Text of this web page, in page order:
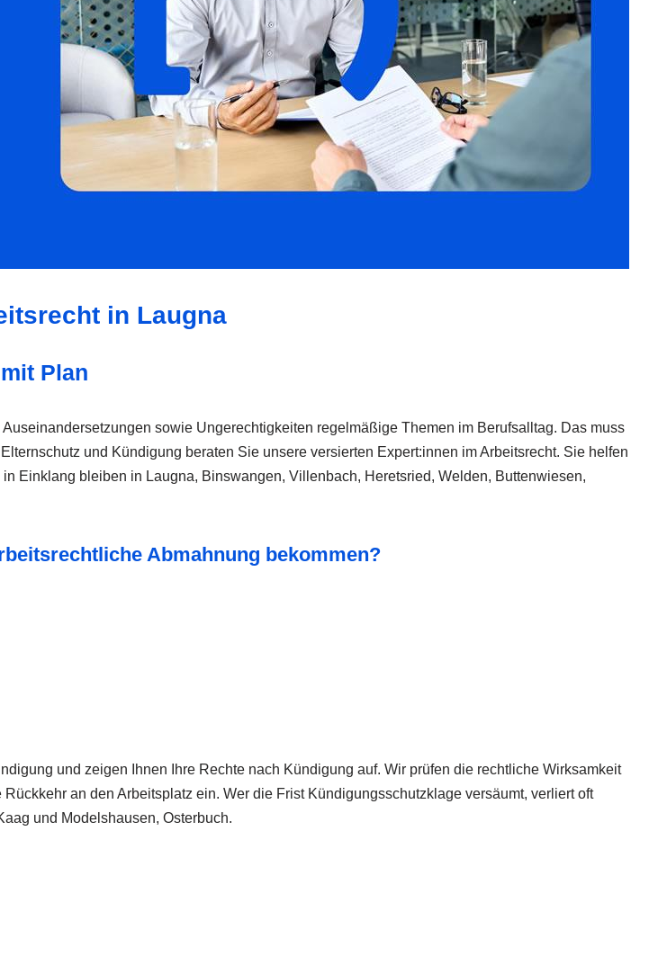
in Laugna
Plan
sowie Ungerechtigkeiten regelmäßige Themen im Berufsalltag. Das muss
und Kündigung beraten Sie unsere versierten Expert:innen im Arbeitsrecht. Sie helfen
Einklang bleiben in Laugna, Binswangen, Villenbach, Heretsried, Welden, Buttenwiesen,
Abmahnung bekommen?
und zeigen Ihnen Ihre Rechte nach Kündigung auf. Wir prüfen die rechtliche Wirksamkeit
an den Arbeitsplatz ein. Wer die Frist Kündigungsschutzklage versäumt, verliert oft
und Modelshausen, Osterbuch.